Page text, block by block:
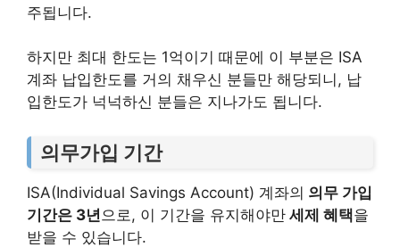
주됩니다.
하지만 최대 한도는 1억이기 때문에 이 부분은 ISA
계좌 납입한도를 거의 채우신 분들만 해당되니, 납
입한도가 넉넉하신 분들은 지나가도 됩니다.
의무가입 기간
ISA(Individual Savings Account) 계좌의 의무 가입
기간은 3년 으로, 이 기간을 유지해야만 세제 혜택을
받을 수 있습니다.